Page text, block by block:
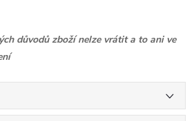
důvodů zboží nelze vrátit a to ani ve